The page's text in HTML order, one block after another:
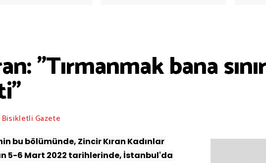
"Tırmanmak bana
Bisikletli Gazete
bu bölümünde, Zincir Kıran Kadınlar
5-6 Mart 2022 tarihlerinde, İstanbul'da